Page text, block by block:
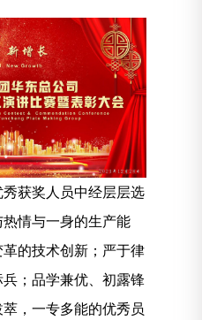
获奖人员中经层层选
情与一身的生产能
的技术创新；严于律
；品学兼优、初露锋
，一专多能的优秀员